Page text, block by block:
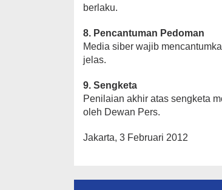
berlaku.
8. Pencantuman Pedoman
Media siber wajib
jelas.
9. Sengketa
Penilaian akhir atas sengketa
oleh Dewan Pers.
Jakarta, 3 Februari 2012